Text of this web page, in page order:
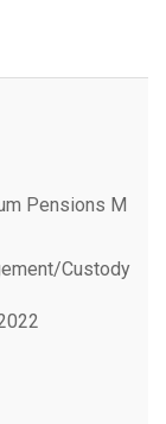
Pensions M
Custody